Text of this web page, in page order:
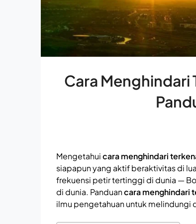
Cara Menghindari
Mengetahuicara menghindari
siapapun yang aktif beraktivitas di
frekuensi petir tertinggi di dunia —
di dunia. Panduancara menghindari
ilmu pengetahuan untuk melindungi